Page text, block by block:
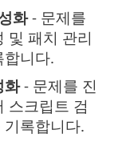
화- 문제를
및 패치 관리
니다.
화- 문제를 진
스크립트 검
록합니다.